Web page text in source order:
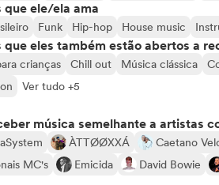
que ele/ela ama
Funk Hip-hop House music
que eles também estão abertos a
crianças Chill out Música clássica
Ver tudo +5
música semelhante a artistas
ÀTTØØXXÁ Caetano
MC's
Emicida David Bowie